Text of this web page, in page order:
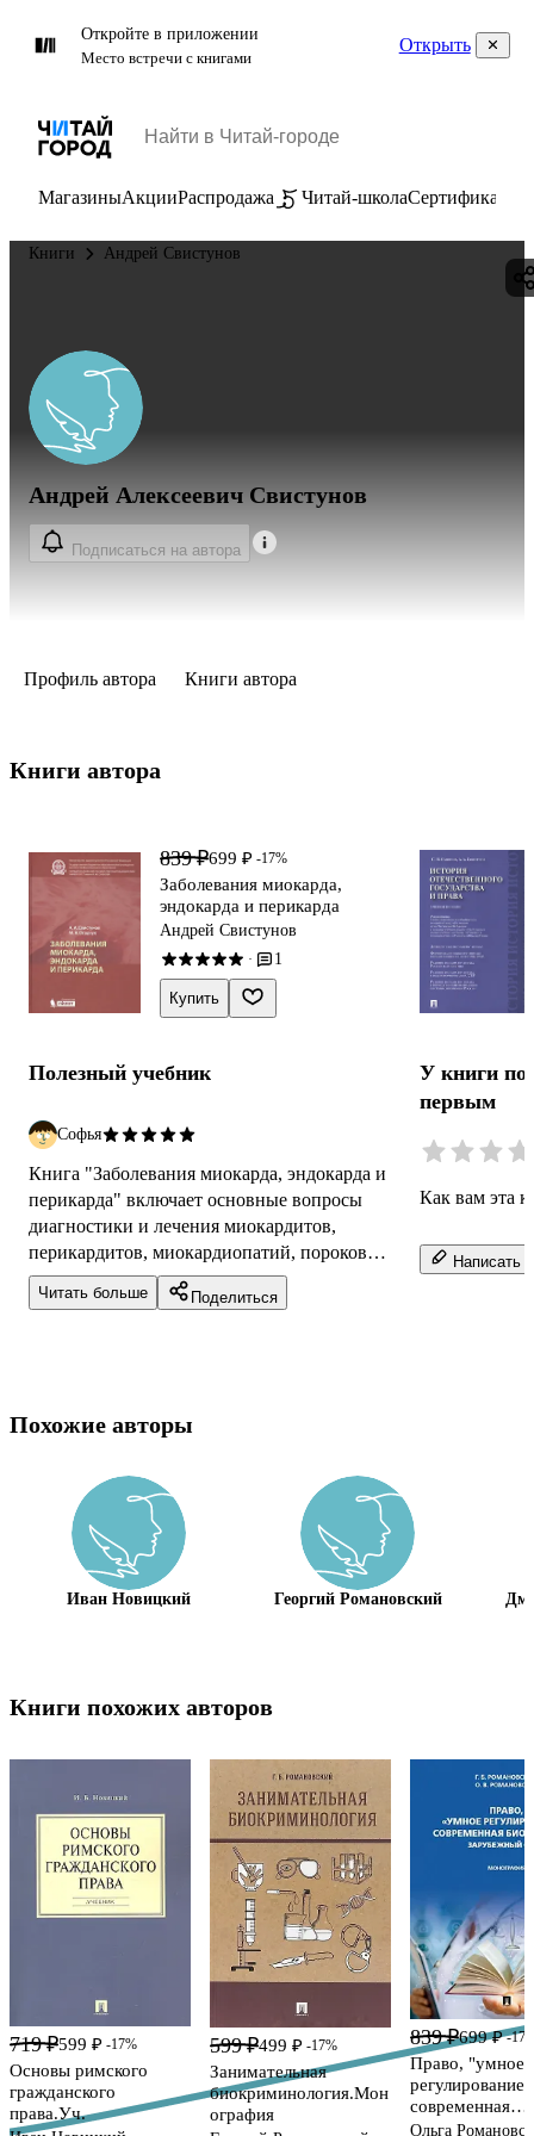
Откройте в приложении
Место встречи с книгами
Открыть
МагазиныАкцииРаспродажа Читай-школаСертификаты
Книги Андрей Свистунов
Андрей Алексеевич Свистунов
Подписаться на автора
Профиль автора Книги автора
Книги автора
839 ₽699 ₽ -17%
Заболевания миокарда,
эндокарда и перикарда
Андрей Свистунов
· 1
Купить
Полезный учебник
Софья
Книга "Заболевания миокарда, эндокарда и
перикарда" включает основные вопросы
диагностики и лечения миокардитов,
перикардитов, миокардиопатий, пороков
сердца, нарушений ритма и прочих часто
встречающи...
Читать больше Поделиться
У книги
первым
Как вам эта
Написать
Похожие авторы
Иван Новицкий Георгий Романовский
Книги похожих авторов
719 ₽599 ₽ -17%
Основы римского
гражданского
права.Уч.
599 ₽499 ₽ -17%
Занимательная
биокриминология.Мон
ография
839 ₽699 ₽ -
Право, "умное
современная
биомедицина.
Ольга